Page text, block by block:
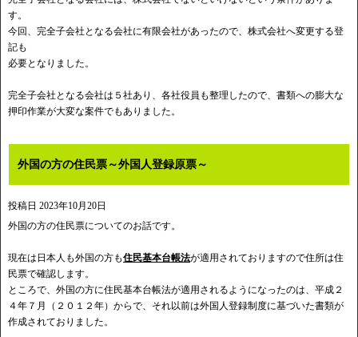
す。
今回、完全子会社となる会社に有限会社があったので、株式会社へ変更する登
記も
必要となりました。
完全子会社となる会社は５社あり、各社役員も整理したので、書類への膨大な
押印作業が大変な案件でもありました。
外国の方の住民票～外国人登録原票～
投稿日 2023年10月20日
外国の方の住民票についてのお話です。
現在は日本人も外国の方も住民基本台帳法が適用されておりますので住所は住
民票で確認します。
ところで、外国の方に住民基本台帳法が適用されるようになったのは、平成２
４年７月（２０１２年）からで、それ以前は外国人登録制度に基づいた書類が
作成されておりました。